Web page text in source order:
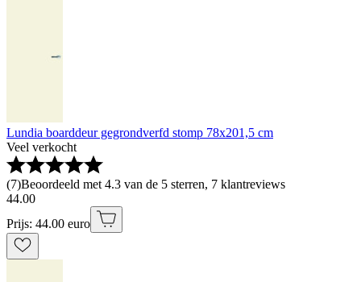
Lundia boarddeur gegrondverfd stomp 78x201,5 cm
Veel verkocht
(7)Beoordeeld met 4.3 van de 5 sterren, 7 klantreviews
44.00
Prijs: 44.00 euro